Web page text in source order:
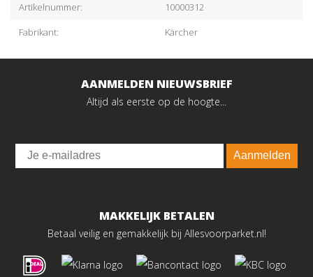
Artikelnummer:
10000312
Fabrikant:
Kärcher
AANMELDEN NIEUWSBRIEF
Altijd als eerste op de hoogte...
Email
Aanmelden
MAKKELIJK BETALEN
Betaal veilig en gemakkelijk bij Allesvoorparket.nl!